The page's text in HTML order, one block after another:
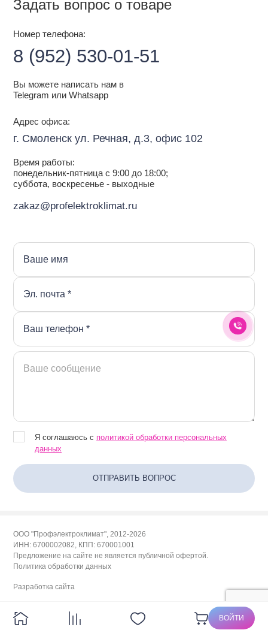
ВОЙТИ
Задать вопрос о товаре
Номер телефона:
8 (952) 530-01-51
Вы можете написать нам в
Telegram или Whatsapp
Адрес офиса:
г. Смоленск ул. Речная, д.3, офис 102
Время работы:
понедельник-пятница с 9:00 до 18:00;
суббота, воскресенье - выходные
zakaz@profelektroklimat.ru
Я соглашаюсь с политикой обработки персональных
данных
ООО "Профэлектроклимат", 2012-2026
ИНН: 6700002082, КПП: 670001001
Предложение на сайте не является публичной офертой.
Политика обработки данных
Разработка сайта